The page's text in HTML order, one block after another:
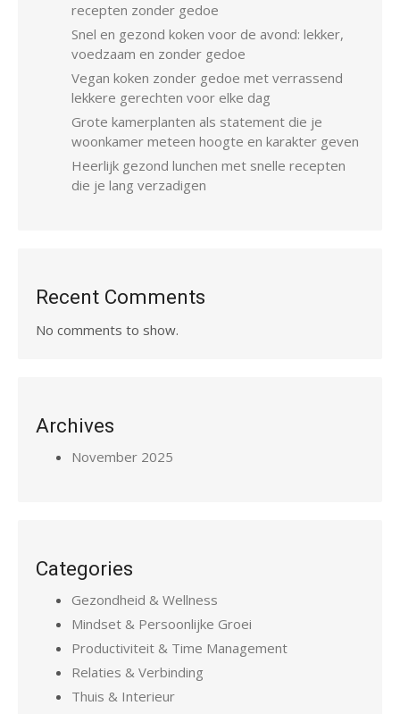
recepten zonder gedoe
Snel en gezond koken voor de avond: lekker,
voedzaam en zonder gedoe
Vegan koken zonder gedoe met verrassend
lekkere gerechten voor elke dag
Grote kamerplanten als statement die je
woonkamer meteen hoogte en karakter geven
Heerlijk gezond lunchen met snelle recepten
die je lang verzadigen
Recent Comments
No comments to show.
Archives
November 2025
Categories
Gezondheid & Wellness
Mindset & Persoonlijke Groei
Productiviteit & Time Management
Relaties & Verbinding
Thuis & Interieur